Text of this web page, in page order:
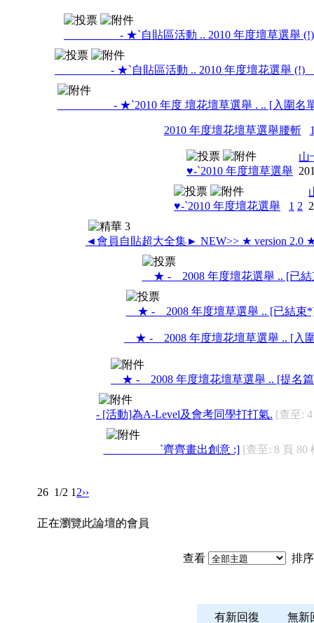
- ★`自貼區活動 .. 2010 年度壇草選舉
- ★`自貼區活動 .. 2010 年度壇花選舉 (!)
- ★`2010 年度 壇花壇草選舉 . .. [入圍名
2010 年度壇花壇草選舉腰斬
♥-`2010 年度壇草選舉
山
♥-`2010 年度壇花選舉 1 2
◄會員自貼超大全集► NEW>> ★ version 2.0
★ - 2008 年度壇花選舉 .. [已結
★ - 2008 年度壇草選舉 .. [已結束
★ - 2008 年度壇花壇草選舉 .. [入
★ - 2008 年度壇花壇草選舉 .. [提名
- [活動]為A-Level及會考同學打打氣. [查至:
`齊齊畫出創意 :] [查至: 8 頁 80
26 1/2 1 2››
正在瀏覽此論壇的會員
查看 排
有新回復 無